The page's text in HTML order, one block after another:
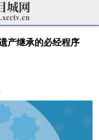
产继承的必经程序